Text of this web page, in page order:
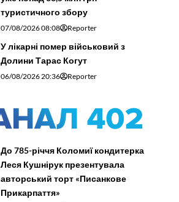
туристичного збору
07/08/2026 08:08 Reporter
У лікарні помер військовий з
Долини Тарас Когут
06/08/2026 20:36 Reporter
До 785-річчя Коломиї кондитерка
Леся Кушнірук презентувала
авторський торт «Писанкове
Прикарпаття»